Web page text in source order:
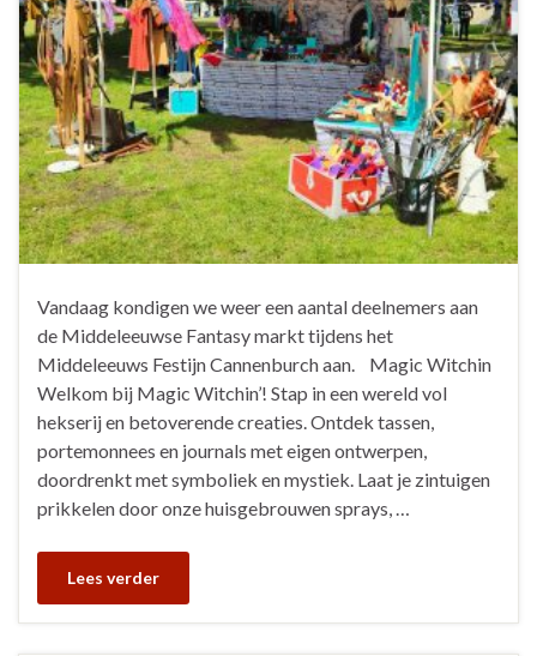
Vandaag kondigen we weer een aantal deelnemers aan
de Middeleeuwse Fantasy markt tijdens het
Middeleeuws Festijn Cannenburch aan. Magic Witchin
Welkom bij Magic Witchin’! Stap in een wereld vol
hekserij en betoverende creaties. Ontdek tassen,
portemonnees en journals met eigen ontwerpen,
doordrenkt met symboliek en mystiek. Laat je zintuigen
prikkelen door onze huisgebrouwen sprays, …
Lees verder